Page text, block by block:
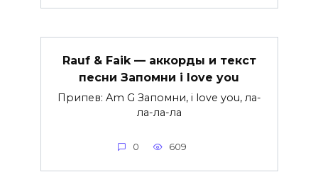
Rauf & Faik — аккорды и текст
песни Запомни i love you
Припев: Am G Запомни, i love you, ла-
ла-ла-ла
0 609